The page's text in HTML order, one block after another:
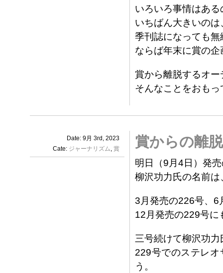
いろいろ事情はある
いちばん大きいの
季刊誌になっても
ならば年末に賞の
賞から離脱するオ
そんなことをおもっ
Date: 9月 3rd, 2023
Cate: ジャーナリズム, 賞 賞からの離
明日（9月4日）発
柳沢功力氏の名前は
3月発売の226号、6
12月発売の229号に
三号続けて柳沢功
229号でのステレ
う。